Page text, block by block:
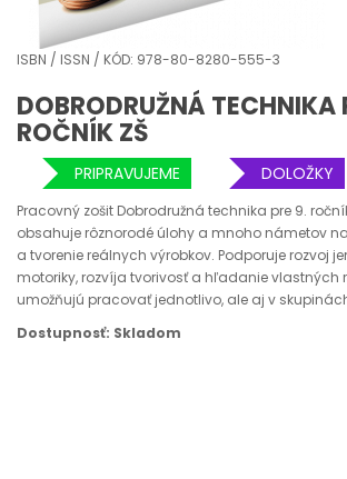
ISBN / ISSN / KÓD: 978-80-8280-555-3
DOBRODRUŽNÁ TECHNIKA
ROČNÍK ZŠ
PRIPRAVUJEME DOLOŽKY
Pracovný zošit Dobrodružná technika pre 9.
obsahuje rôznorodé úlohy a mnoho námetov
a tvorenie reálnych výrobkov. Podporuje rozvoj
motoriky, rozvíja tvorivosť a hľadanie vlastných
umožňujú pracovať jednotlivo, ale aj v
Dostupnosť: Skladom